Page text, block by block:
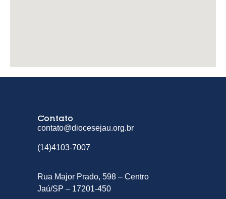
Contato
contato@diocesejau.org.br
(14)4103-7007
Rua Major Prado, 598 – Centro
Jaú/SP – 17201-450